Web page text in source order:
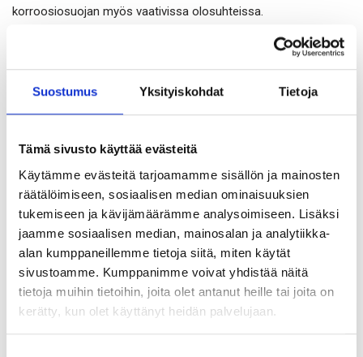
Suostumus Yksityiskohdat Tietoja
Tämä sivusto käyttää evästeitä
Käytämme evästeitä tarjoamamme sisällön ja mainosten
räätälöimiseen, sosiaalisen median ominaisuuksien
tukemiseen ja kävijämäärämme analysoimiseen. Lisäksi
jaamme sosiaalisen median, mainosalan ja analytiikka-
alan kumppaneillemme tietoja siitä, miten käytät
sivustoamme. Kumppanimme voivat yhdistää näitä
tietoja muihin tietoihin, joita olet antanut heille tai joita on
kerätty, kun olet käyttänyt heidän palvelujaan.
korroosiosuojan myös vaativissa olosuhteissa.
Lyöntiankkurit ovat erinomainen
valinta esimerkiksi:
Putki- ja sähköasennuksiin
Ripustusjärjestelmiin ja kanavointeihin
Kevyempiin teräsrakenteisiin
Zinc A4